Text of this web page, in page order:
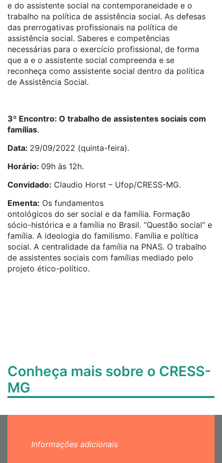
e do assistente social na contemporaneidade e o
trabalho na política de assistência social. As defesas
das prerrogativas profissionais na política de
assistência social. Saberes e competências
necessárias para o exercício profissional, de forma
que a e o assistente social compreenda e se
reconheça como assistente social dentro da política
de Assistência Social.
3º Encontro: O trabalho de assistentes sociais com
famílias.
Data: 29/09/2022 (quinta-feira).
Horário: 09h às 12h.
Convidado: Claudio Horst – Ufop/CRESS-MG.
Ementa: Os fundamentos
ontológicos do ser social e da família. Formação
sócio-histórica e a família no Brasil. “Questão social” e
família. A ideologia do familismo. Família e política
social. A centralidade da família na PNAS. O trabalho
de assistentes sociais com famílias mediado pelo
projeto ético-político.
Conheça mais sobre o CRESS-
MG
Informações adicionais